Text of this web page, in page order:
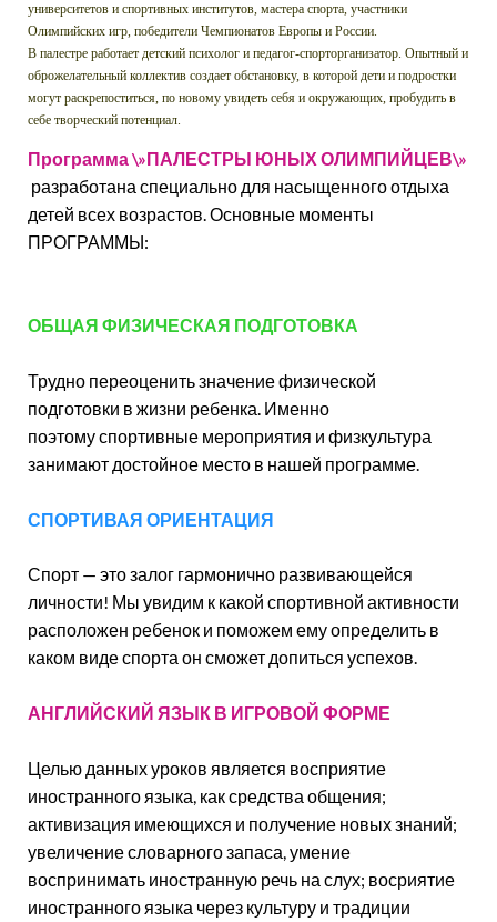
университетов и спортивных институтов, мастера спорта, участники
Олимпийских игр, победители Чемпионатов Европы и России.
В палестре работает детский психолог и педагог-спорторганизатор. Опытный и
оброжелательный коллектив создает обстановку, в которой дети и подростки
могут раскрепоститься, по новому увидеть себя и окружающих, пробудить в
себе творческий потенциал.
Программа \»ПАЛЕСТРЫ ЮНЫХ ОЛИМПИЙЦЕВ\»
разработана специально для насыщенного отдыха
детей всех возрастов. Основные моменты
ПРОГРАММЫ:
ОБЩАЯ ФИЗИЧЕСКАЯ ПОДГОТОВКА
Трудно переоценить значение физической
подготовки в жизни ребенка. Именно
поэтому спортивные мероприятия и физкультура
занимают достойное место в нашей программе.
СПОРТИВАЯ ОРИЕНТАЦИЯ
Спорт — это залог гармонично развивающейся
личности! Мы увидим к какой спортивной активности
расположен ребенок и поможем ему определить в
каком виде спорта он сможет допиться успехов.
АНГЛИЙСКИЙ ЯЗЫК В ИГРОВОЙ ФОРМЕ
Целью данных уроков является восприятие
иностранного языка, как средства общения;
активизация имеющихся и получение новых знаний;
увеличение словарного запаса, умение
воспринимать иностранную речь на слух; восриятие
иностранного языка через культуру и традиции